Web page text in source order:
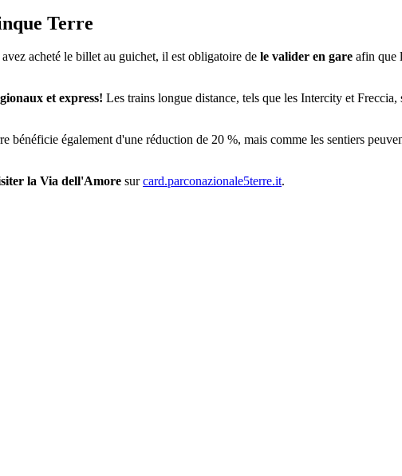
Terre
acheté le billet au guichet, il est obligatoire de le valider en gare afin que
et express! Les trains longue distance, tels que les Intercity et
bénéficie également d'une réduction de 20 %, mais comme les sentiers
la Via dell'Amore surcard.parconazionale5terre.it.